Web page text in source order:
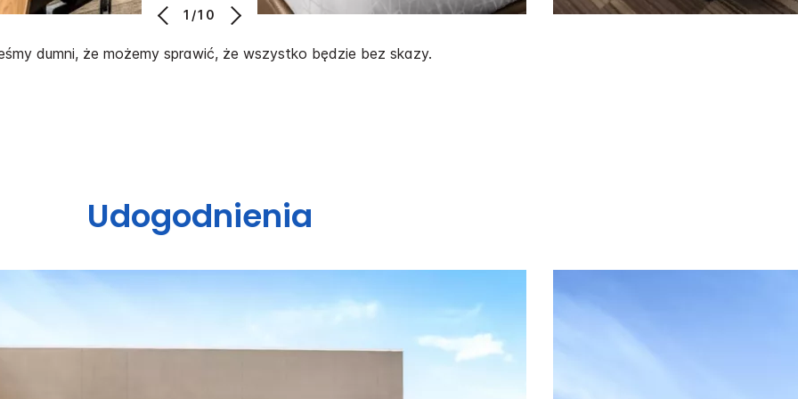
dumni, że możemy sprawić, że wszystko będzie bez skazy.
1/10
Udogodnienia